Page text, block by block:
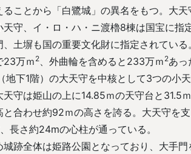
付近から）
ことから「白鷺城」の異名をもつ。大天
守、イ・ロ・ハ・ニ渡櫓8棟は国宝に指
土塀も国の重要文化財に指定されている
23万ｍ 2、外曲輪を含めると233万ｍ 2あっ
地下1階）の大天守を中核として3つの小
守は姫山の上に14.85ｍの天守台と31.5
合わせ約92ｍの高さを誇る。大天守を
長さ約24mの心柱が通っている。
跡全体は姫路公園となっており、大手門